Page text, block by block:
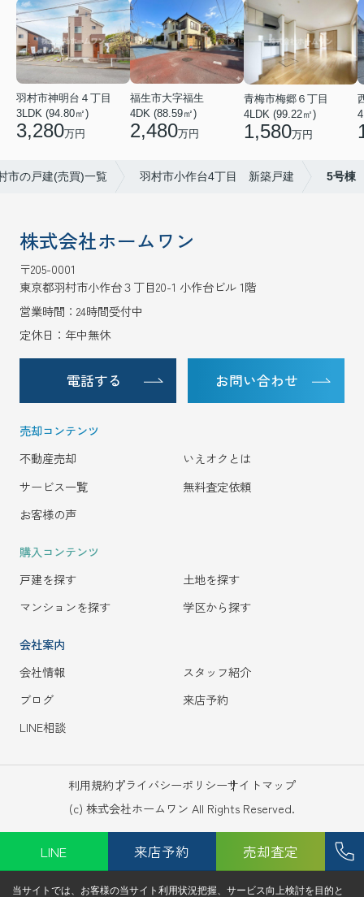
羽村市神明台４丁目
3LDK (94.80㎡)
3,280万円
福生市大字福生
4DK (88.59㎡)
2,480万円
青梅市梅郷６丁目
4LDK (99.22㎡)
1,580万円
市の戸建(売買)一覧 羽村市小作台4丁目 新築戸建 5号棟
株式会社ホームワン
〒205-0001
東京都羽村市小作台３丁目20-1 小作台ビル 1階
営業時間：24時間受付中
定休日：年中無休
電話する お問い合わせ
売却コンテンツ
不動産売却
いえオクとは
サービス一覧
無料査定依頼
お客様の声
購入コンテンツ
戸建を探す
土地を探す
マンションを探す
学区から探す
会社案内
会社情報
スタッフ紹介
ブログ
来店予約
LINE相談
利用規約プライバシーポリシーサイトマップ
(c) 株式会社ホームワン All Rights Reserved.
LINE 来店予約 売却査定
当サイトでは、お客様の当サイト利用状況把握、サービス向上検討を目的と